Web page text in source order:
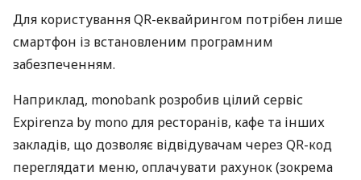
Для користування QR-еквайрингом потрібен лише
смартфон із встановленим програмним
забезпеченням.
Наприклад, monobank розробив цілий сервіс
Expirenza by mono для ресторанів, кафе та інших
закладів, що дозволяє відвідувачам через QR-код
переглядати меню, оплачувати рахунок (зокрема